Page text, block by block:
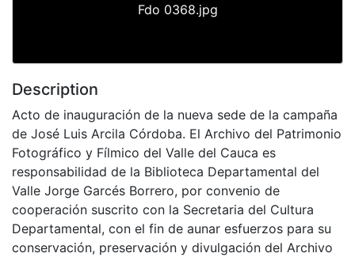
Fdo 0368.jpg
Description
Acto de inauguración de la nueva sede de la campaña
de José Luis Arcila Córdoba. El Archivo del Patrimonio
Fotográfico y Fílmico del Valle del Cauca es
responsabilidad de la Biblioteca Departamental del
Valle Jorge Garcés Borrero, por convenio de
cooperación suscrito con la Secretaria del Cultura
Departamental, con el fin de aunar esfuerzos para su
conservación, preservación y divulgación del Archivo